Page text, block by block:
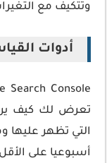
وتتكيف مع
أدوات
تعرض لك كيف
التي تظهر عليها
أسبوعيا على